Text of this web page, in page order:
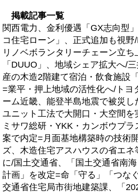
掲載記事一覧
関西電力、金利優遇「GX志向型
コ住宅ローン」、正式追加も視野/
リノベボランタリーチェーン立ち
「DUUO」、地域シェア拡大へ/
産の木造2階建て宿泊・飲食施設
=業平・押上地域の活性化へ/トヨ
ーム近畿、能登半島地震で被災し
ユニット工法で大開口・大空間を
ミサワ総研・YKK・カンボウプ
案で内定=月面基地構築時の技術
ズ、木造住宅アスハウスの省エ
に/国土交通省、「国土交通省南
計画」を改定=命「守る」「つな
交通省住宅局市街地建築課、「